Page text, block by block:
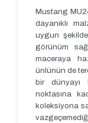
Mustang
dayanıklı
uygun
görünüm
maceraya
ünlünün de
bir dünyayı
noktasına
koleksiyona